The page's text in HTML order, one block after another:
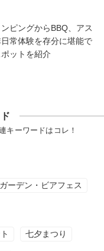
ピングからBBQ、アス
常体験を存分に堪能で
ットを紹介
キーワードはコレ！
ーデン・ビアフェス
七夕まつり